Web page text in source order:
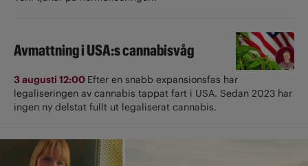
Avmattning i USA:s cannabisvåg
3 augusti 12:00 Efter en snabb expansionsfas har
legaliseringen av cannabis tappat fart i USA. Sedan 2023 har
ingen ny delstat fullt ut ­legaliserat cannabis.